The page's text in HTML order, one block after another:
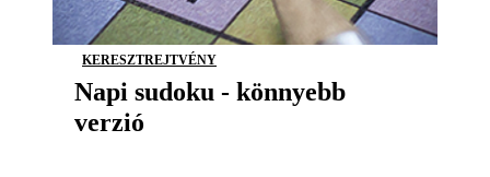
KERESZTREJTVÉNY
Napi sudoku - könnyebb
verzió